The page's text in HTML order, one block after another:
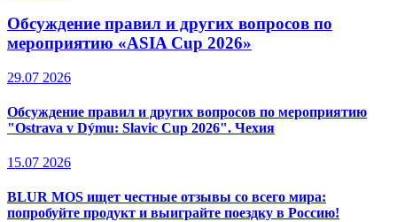
Обсуждение правил и других вопросов по
мероприятию «ASIA Cup 2026»
29.07 2026
Обсуждение правил и других вопросов по мероприятию
"Ostrava v Dýmu: Slavic Cup 2026". Чехия
15.07 2026
BLUR MOS ищет честные отзывы со всего мира:
попробуйте продукт и выиграйте поездку в Россию!